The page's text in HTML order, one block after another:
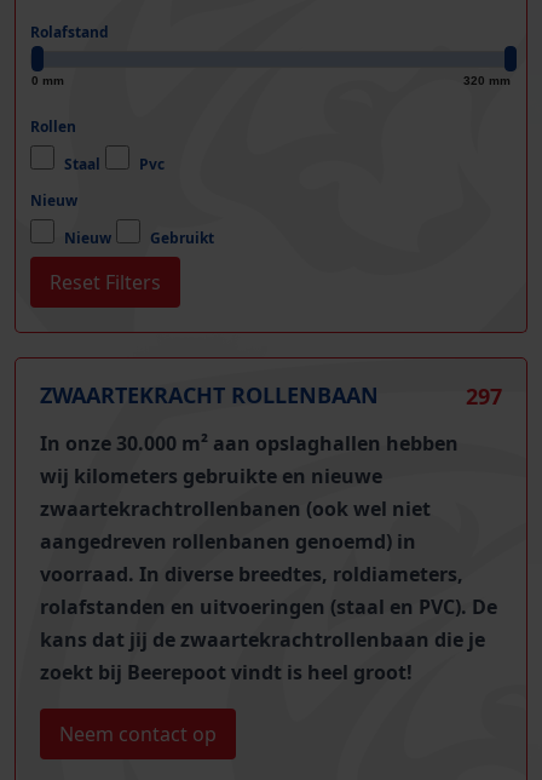
Rolafstand
0 mm 320 mm
Rollen
Staal
Pvc
Nieuw
Nieuw
Gebruikt
297
ZWAARTEKRACHT ROLLENBAAN
In onze 30.000 m² aan opslaghallen hebben
wij kilometers gebruikte en nieuwe
zwaartekrachtrollenbanen (ook wel niet
aangedreven rollenbanen genoemd) in
voorraad. In diverse breedtes, roldiameters,
rolafstanden en uitvoeringen (staal en PVC). De
kans dat jij de zwaartekrachtrollenbaan die je
zoekt bij Beerepoot vindt is heel groot!
Neem contact op